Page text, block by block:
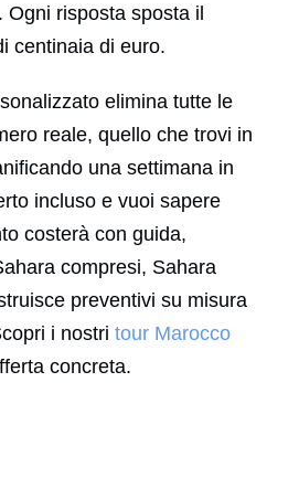
Ogni risposta sposta il
centinaia di euro.
elimina tutte le
reale, quello che trovi in
una settimana in
incluso e vuoi sapere
costerà con guida,
compresi, Sahara
preventivi su misura
i nostri tour Marocco
concreta.